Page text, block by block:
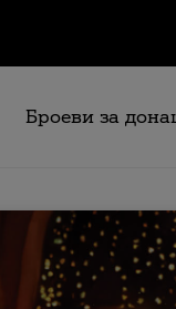
Броеви за